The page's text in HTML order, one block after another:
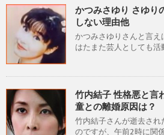
かつみさゆり さゆり
しない理由他
かつみさゆりさんと言え
はたまた芸人としても活
竹内結子 性格悪と言
童との離婚原因は？
竹内結子さんが逝去さ
のですが、午前2時に関